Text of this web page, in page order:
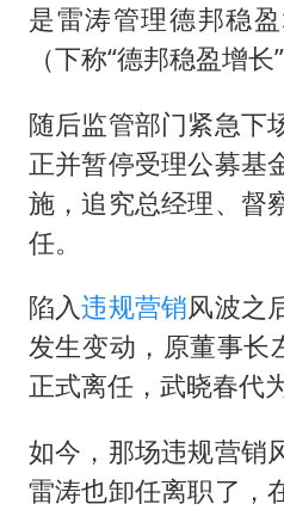
是雷涛管理德邦稳
（下称“德邦稳盈增长”
随后监管部门紧急下
正并暂停受理公募基
施，追究总经理、督
任。
陷入违规营销风波之
发生变动，原董事长
正式离任，武晓春代
如今，那场违规营销
雷涛也卸任离职了，